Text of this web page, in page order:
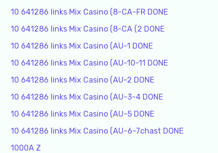
10 641286 links Mix Casino (8-CA-FR DONE
10 641286 links Mix Casino (8-CA (2 DONE
10 641286 links Mix Casino (AU-1 DONE
10 641286 links Mix Casino (AU-10-11 DONE
10 641286 links Mix Casino (AU-2 DONE
10 641286 links Mix Casino (AU-3-4 DONE
10 641286 links Mix Casino (AU-5 DONE
10 641286 links Mix Casino (AU-6-7chast DONE
1000A Z